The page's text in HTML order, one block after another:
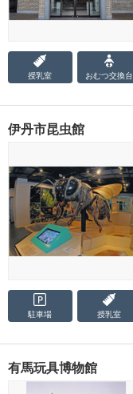
授乳室 おむつ交換台
伊丹市昆虫館
駐車場 授乳室
有馬玩具博物館